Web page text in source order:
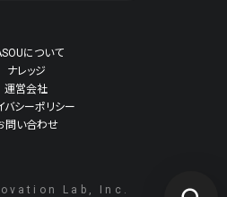
について
ナレッジ
運営会社
バシーポリシー
問い合わせ
Lab, Inc.